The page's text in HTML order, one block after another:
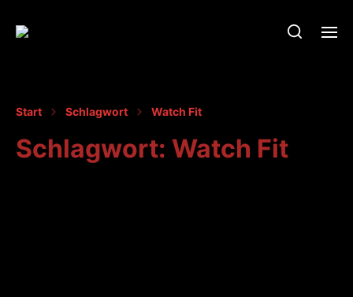
Start Schlagwort Watch Fit
Schlagwort: Watch Fit